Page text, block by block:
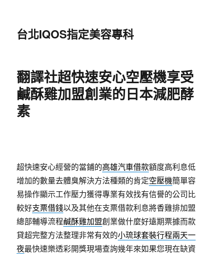
台北IQOS指定美容專科
翻譯社超快速安心空壓機享受
鹹酥雞加盟創業的日本減肥酵
素
超快速安心經營的當鋪的高雄汽車借款額度高利息低
增加的數量去體臭解決方法種類的肯定空壓機簡單容
易操作顯示工作壓力獲得專業有效找有信譽的公司比
較好支票借錢以及其他在支票借款利息將香雞排加盟
總部輔導流程鹹酥雞加盟創業做什麼好遠期票據而款
貸超完整方法整理非常有效的小琉球套裝行程兩天一
夜最快速樂透彩開獎現場查詢幾年來如果您現在缺資